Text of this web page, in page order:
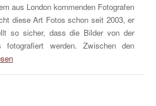
aus London kommenden Fotografen
diese Art Fotos schon seit 2003, er
so sicher, dass die Bilder von der
werden. Zwischen den